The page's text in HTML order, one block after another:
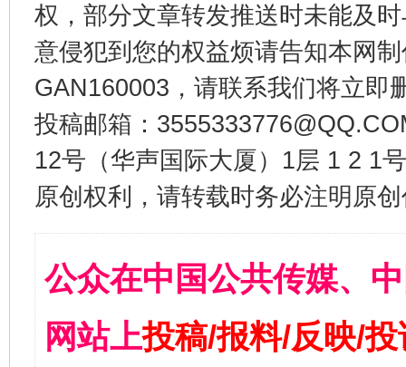
权，部分文章转发推送时未能及
意侵犯到您的权益烦请告知本网
GAN160003，请联系我们将立即
投稿邮箱：
12号（华声国际大厦）1层 1 2 1
原创权利，请转载时务必注明原
公众在中国公共传媒、
网站上投稿/报料/反映/